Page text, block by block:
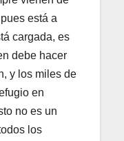
está a
cargada, es
debe hacer
y los miles de
en
no es un
los